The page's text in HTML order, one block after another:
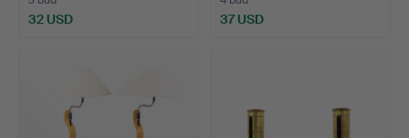
32 USD 37 USD